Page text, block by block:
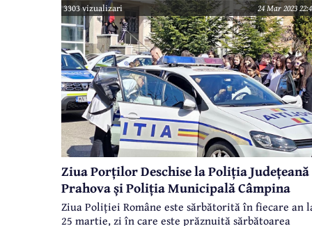
3303 vizualizari 24 Mar 2023
Ziua Porților Deschise la Poliția Județeană
Prahova și Poliția Municipală Câmpina
Ziua Poliției Române este sărbătorită în fiecare an
25 martie, zi în care este prăznuită sărbătoarea